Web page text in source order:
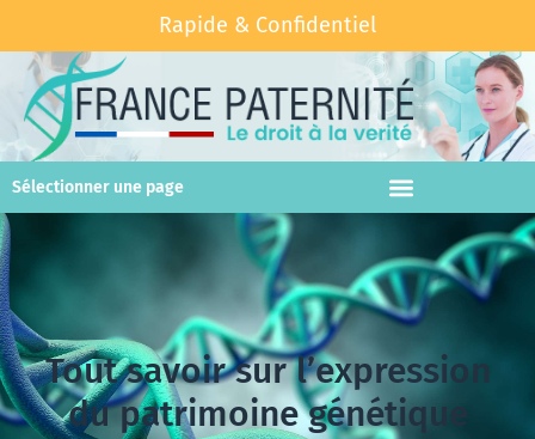
Rapide & Confidentiel
Sélectionner une page
Tout savoir sur l’expression
du patrimoine génétique